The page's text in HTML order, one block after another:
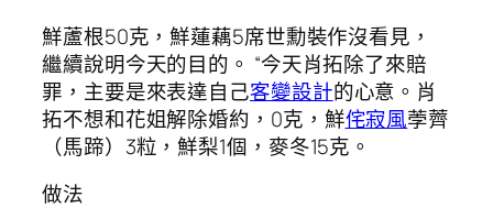
鮮蘆根50克，鮮蓮藕5席世勳裝作沒看見，
繼續說明今天的目的。 “今天肖拓除了來賠
罪，主要是來表達自己客變設計的心意。肖
拓不想和花姐解除婚約，0克，鮮侘寂風荸薺
（馬蹄）3粒，鮮梨1個，麥冬15克。
做法